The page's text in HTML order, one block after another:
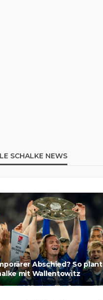
SCHALKE NEWS
Abschied? So plant
mit Wallentowitz